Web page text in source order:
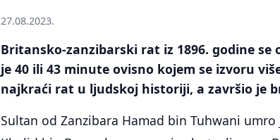
27.08.2023.
Britansko-zanzibarski rat iz 1896. godine
je 40 ili 43 minute ovisno kojem se izvoru
najkraći rat u ljudskoj historiji, a završio je
Sultan od Zanzibara Hamad bin Tuhwani